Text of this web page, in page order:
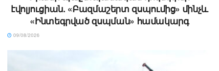
էվոլյուցիան. «Բազմաշերտ զսպումից» մինչև
«Ինտեգրված զսպման» համակարգ
09/08/2026